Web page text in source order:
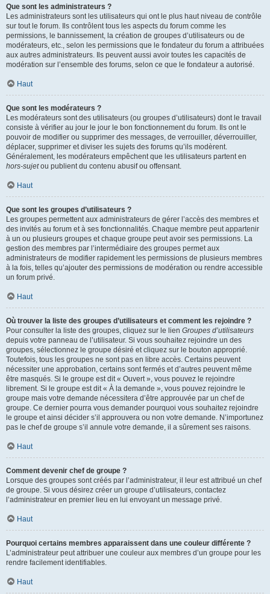
Que sont les administrateurs ?
Les administrateurs sont les utilisateurs qui ont le plus haut niveau de contrôle
sur tout le forum. Ils contrôlent tous les aspects du forum comme les
permissions, le bannissement, la création de groupes d’utilisateurs ou de
modérateurs, etc., selon les permissions que le fondateur du forum a attribuées
aux autres administrateurs. Ils peuvent aussi avoir toutes les capacités de
modération sur l’ensemble des forums, selon ce que le fondateur a autorisé.
Haut
Que sont les modérateurs ?
Les modérateurs sont des utilisateurs (ou groupes d’utilisateurs) dont le travail
consiste à vérifier au jour le jour le bon fonctionnement du forum. Ils ont le
pouvoir de modifier ou supprimer des messages, de verrouiller, déverrouiller,
déplacer, supprimer et diviser les sujets des forums qu’ils modèrent.
Généralement, les modérateurs empêchent que les utilisateurs partent en
hors-sujetou publient du contenu abusif ou offensant.
Haut
Que sont les groupes d’utilisateurs ?
Les groupes permettent aux administrateurs de gérer l’accès des membres et
des invités au forum et à ses fonctionnalités. Chaque membre peut appartenir
à un ou plusieurs groupes et chaque groupe peut avoir ses permissions. La
gestion des membres par l’intermédiaire des groupes permet aux
administrateurs de modifier rapidement les permissions de plusieurs membres
à la fois, telles qu’ajouter des permissions de modération ou rendre accessible
un forum privé.
Haut
Où trouver la liste des groupes d’utilisateurs et comment les rejoindre ?
Pour consulter la liste des groupes, cliquez sur le lien Groupes d’utilisateurs
depuis votre panneau de l’utilisateur. Si vous souhaitez rejoindre un des
groupes, sélectionnez le groupe désiré et cliquez sur le bouton approprié.
Toutefois, tous les groupes ne sont pas en libre accès. Certains peuvent
nécessiter une approbation, certains sont fermés et d’autres peuvent même
être masqués. Si le groupe est dit « Ouvert », vous pouvez le rejoindre
librement. Si le groupe est dit « À la demande », vous pouvez rejoindre le
groupe mais votre demande nécessitera d’être approuvée par un chef de
groupe. Ce dernier pourra vous demander pourquoi vous souhaitez rejoindre
le groupe et ainsi décider s’il approuvera ou non votre demande. N’importunez
pas le chef de groupe s’il annule votre demande, il a sûrement ses raisons.
Haut
Comment devenir chef de groupe ?
Lorsque des groupes sont créés par l’administrateur, il leur est attribué un chef
de groupe. Si vous désirez créer un groupe d’utilisateurs, contactez
l’administrateur en premier lieu en lui envoyant un message privé.
Haut
Pourquoi certains membres apparaissent dans une couleur différente ?
L’administrateur peut attribuer une couleur aux membres d’un groupe pour les
rendre facilement identifiables.
Haut